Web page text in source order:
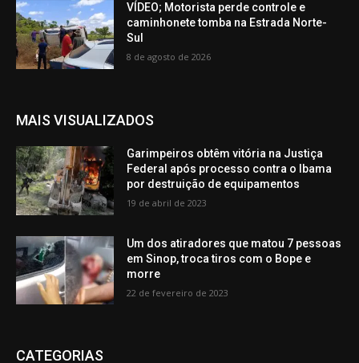
VÍDEO; Motorista perde controle e
caminhonete tomba na Estrada Norte-
Sul
8 de agosto de 2026
MAIS VISUALIZADOS
Garimpeiros obtêm vitória na Justiça
Federal após processo contra o Ibama
por destruição de equipamentos
19 de abril de 2023
Um dos atiradores que matou 7 pessoas
em Sinop, troca tiros com o Bope e
morre
22 de fevereiro de 2023
CATEGORIAS